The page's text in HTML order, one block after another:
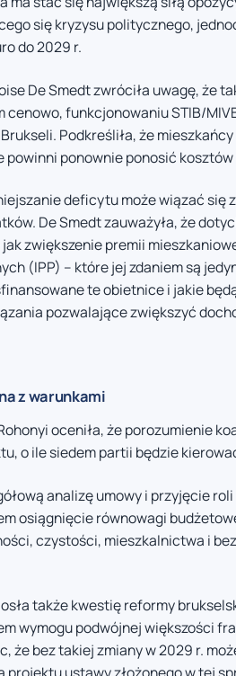
się kryzysu politycznego,
do 2029 r.
De Smedt zwróciła uwagę, że
funkcjonowaniu STIB/
Podkreśliła, że
powinni ponownie ponosić
deficytu może wiązać się
De Smedt zauważyła, że
zwiększenie premii
(IPP) – które jej zdaniem są
te obietnice i jakie
pozwalające zwiększyć
z warunkami
oceniła, że porozumienie
o ile siedem partii będzie
analizę umowy i przyjęcie
osiągnięcie równowagi
czystości, mieszkalnictwa i
także kwestię reformy
wymogu podwójnej większości
że bez takiej zmiany w 2029 r.